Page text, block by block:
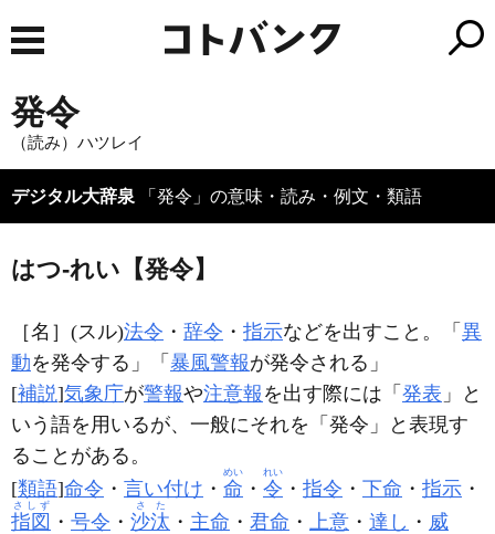
発令
（読み）ハツレイ
デジタル大辞泉 「発令」の意味・読み・例文・類語
はつ‐れい【発令】
［名］ (スル)法令 ・ 辞令 ・ 指示などを出すこと。「 異
動を発令する」「 暴風警報が発令される」
[補説]気象庁が警報や注意報 を出す際には「 発表 」と
いう語を用いるが、一般にそれを「発令」と表現す
ることがある。
[類語]命令 ・ 言い付け ・ 命
めい
・ 令
れい
・ 指令 ・ 下命 ・ 指示 ・
指図
さしず
・ 号令 ・ 沙汰
さた
・ 主命 ・ 君命 ・ 上意 ・ 達し ・ 威